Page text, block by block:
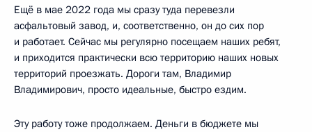
Ещё в мае 2022 года мы сразу туда перевезли
асфальтовый завод, и, соответственно, он до сих пор
и работает. Сейчас мы регулярно посещаем наших ребят,
и приходится практически всю территорию наших новых
территорий проезжать. Дороги там, Владимир
Владимирович, просто идеальные, быстро ездим.
Эту работу тоже продолжаем. Деньги в бюджете мы